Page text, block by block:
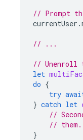
// Prompt
currentUser .
// ...
// Unenroll
let
do {
try
} catch let
//
// them.
}